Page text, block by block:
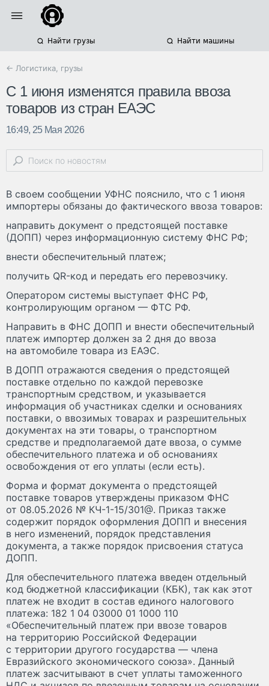
Найти грузы Найти машины
← Логистика, грузы
С 1 июня изменятся правила ввоза
товаров из стран ЕАЭС
16:49, 25 Мая 2026
В своем сообщении УФНС пояснило, что с 1 июня
импортеры обязаны до фактического ввоза товаров:
направить документ о предстоящей поставке
(ДОПП) через информационную систему ФНС РФ;
внести обеспечительный платеж;
получить QR-код и передать его перевозчику.
Оператором системы выступает ФНС РФ,
контролирующим органом — ФТС РФ.
Направить в ФНС ДОПП и внести обеспечительный
платеж импортер должен за 2 дня до ввоза
на автомобиле товара из ЕАЭС.
В ДОПП отражаются сведения о предстоящей
поставке отдельно по каждой перевозке
транспортным средством, и указывается
информация об участниках сделки и основаниях
поставки, о ввозимых товарах и разрешительных
документах на эти товары, о транспортном
средстве и предполагаемой дате ввоза, о сумме
обеспечительного платежа и об основаниях
освобождения от его уплаты (если есть).
Форма и формат документа о предстоящей
поставке товаров утверждены приказом ФНС
от 08.05.2026 № КЧ-1-15/301@. Приказ также
содержит порядок оформления ДОПП и внесения
в него изменений, порядок представления
документа, а также порядок присвоения статуса
ДОПП.
Для обеспечительного платежа введен отдельный
код бюджетной классификации (КБК), так как этот
платеж не входит в состав единого налогового
платежа: 182 1 04 03000 01 1000 110
«Обеспечительный платеж при ввозе товаров
на территорию Российской Федерации
с территории другого государства — члена
Евразийского экономического союза». Данный
платеж засчитывают в счет уплаты таможенного